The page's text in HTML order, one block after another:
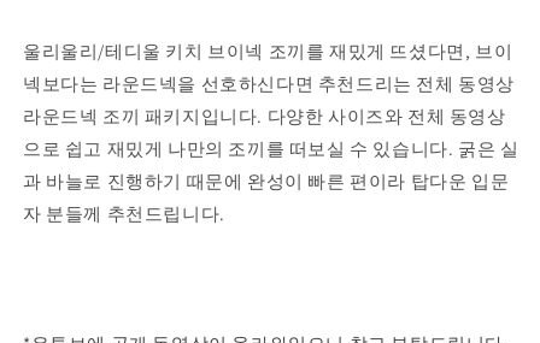
울리울리/테디울 키치 브이넥 조끼를 재밌게 뜨셨다면, 브이
넥보다는 라운드넥을 선호하신다면 추천드리는 전체 동영상
라운드넥 조끼 패키지입니다. 다양한 사이즈와 전체 동영상
으로 쉽고 재밌게 나만의 조끼를 떠보실 수 있습니다. 굵은 실
과 바늘로 진행하기 때문에 완성이 빠른 편이라 탑다운 입문
자 분들께 추천드립니다.